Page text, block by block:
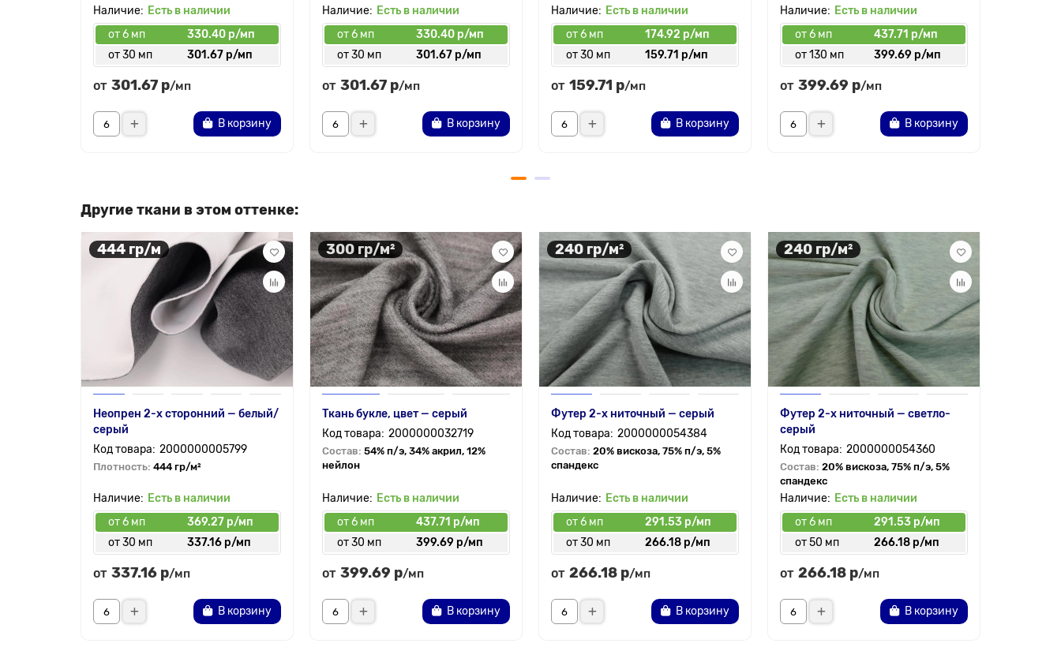
Есть в наличии
от 6 мп
330.40 р/мп
от 30 мп
301.67 р/мп
от 301.67 р/мп
В корзину
Есть в наличии
от 6 мп
330.40 р/мп
от 30 мп
301.67 р/мп
от 301.67 р/мп
В корзину
Есть в наличии
от 6 мп
174.92 р/мп
от 30 мп
159.71 р/мп
от 159.71 р/мп
В корзину
Есть в наличии
от 6 мп
437.71 р/мп
от 130 мп
399.69 р/мп
от 399.69 р/мп
В корзину
Другие ткани в этом оттенке:
444 гр/м
Неопрен 2-х сторонний — белый/
серый
2000000005799
Плотность: 444 гр/м²
Есть в наличии
от 6 мп
369.27 р/мп
от 30 мп
337.16 р/мп
от 337.16 р/мп
В корзину
300 гр/м²
Ткань букле, цвет — серый
2000000032719
Состав: 54% п/э, 34% акрил, 12%
нейлон
Есть в наличии
от 6 мп
437.71 р/мп
от 30 мп
399.69 р/мп
от 399.69 р/мп
В корзину
240 гр/м²
Футер 2-х ниточный — серый
2000000054384
Состав: 20% вискоза, 75% п/э, 5%
спандекс
Есть в наличии
от 6 мп
291.53 р/мп
от 30 мп
266.18 р/мп
от 266.18 р/мп
В корзину
240 гр/м²
Футер 2-х ниточный — светло-
серый
2000000054360
Состав: 20% вискоза, 75% п/э, 5%
спандекс
Есть в наличии
от 6 мп
291.53 р/мп
от 50 мп
266.18 р/мп
от 266.18 р/мп
В корзину